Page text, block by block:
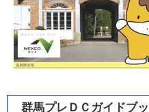
群馬プレＤＣガイドブ